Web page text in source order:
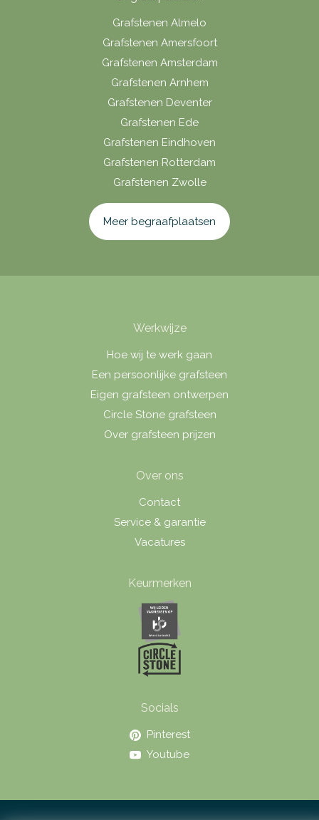
Grafstenen Almelo
Grafstenen Amersfoort
Grafstenen Amsterdam
Grafstenen Arnhem
Grafstenen Deventer
Grafstenen Ede
Grafstenen Eindhoven
Grafstenen Rotterdam
Grafstenen Zwolle
Meer begraafplaatsen
Werkwijze
Hoe wij te werk gaan
Een persoonlijke grafsteen
Eigen grafsteen ontwerpen
Circle Stone grafsteen
Over grafsteen prijzen
Over ons
Contact
Service & garantie
Vacatures
Keurmerken
Socials
Pinterest
Youtube